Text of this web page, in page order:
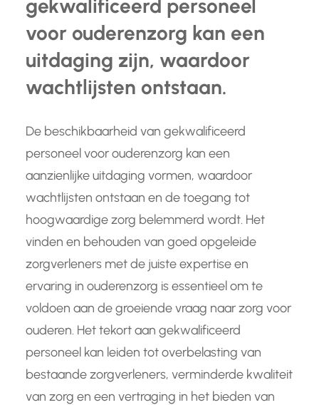
gekwalificeerd personeel
voor ouderenzorg kan een
uitdaging zijn, waardoor
wachtlijsten ontstaan.
De beschikbaarheid van gekwalificeerd
personeel voor ouderenzorg kan een
aanzienlijke uitdaging vormen, waardoor
wachtlijsten ontstaan en de toegang tot
hoogwaardige zorg belemmerd wordt. Het
vinden en behouden van goed opgeleide
zorgverleners met de juiste expertise en
ervaring in ouderenzorg is essentieel om te
voldoen aan de groeiende vraag naar zorg voor
ouderen. Het tekort aan gekwalificeerd
personeel kan leiden tot overbelasting van
bestaande zorgverleners, verminderde kwaliteit
van zorg en een vertraging in het bieden van